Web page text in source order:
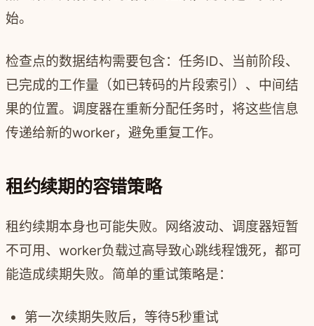
始。
检查点的数据结构需要包含：任务ID、当前阶段、
已完成的工作量（如已转码的片段索引）、中间结
果的位置。调度器在重新分配任务时，将这些信息
传递给新的worker，避免重复工作。
租约续期的容错策略
租约续期本身也可能失败。网络波动、调度器短暂
不可用、worker负载过高导致心跳线程饿死，都可
能造成续期失败。简单的重试策略是：
第一次续期失败后，等待5秒重试